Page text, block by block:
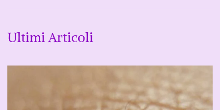
Ultimi Articoli